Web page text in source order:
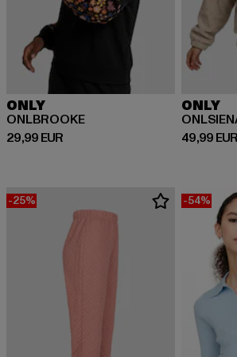
ONLY
ONLBROOKE
29,99 EUR
Prix courant: 29,99 EUR
ONLY
49,99 EUR
Prix
-25% -54%